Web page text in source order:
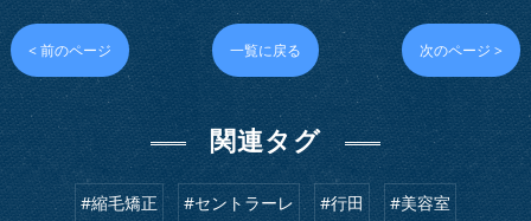
< 前のページ 一覧に戻る 次のページ >
関連タグ
#縮毛矯正 #セントラーレ #行田 #美容室